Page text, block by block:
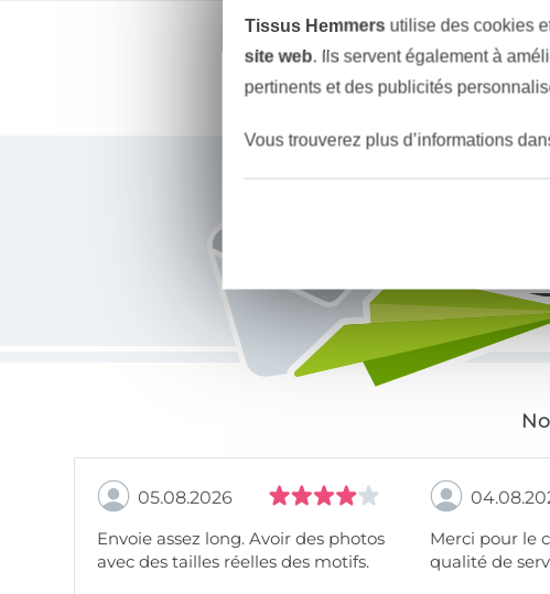
Vous êtes abonné à la newsletter de Tissus Hemmers.
05.08.2026
Envoie assez long. Avoir des photos
avec des tailles réelles des motifs.
Merci pour le choix, la rapidité, la
qualité de
Tissus Hemmers utilise des cookies
site web. Ils servent également à
pertinents et des publicités
Vous trouverez plus d’informations